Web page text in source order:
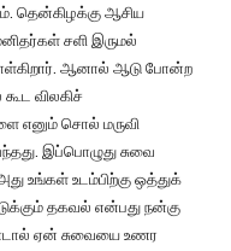
தென்கிழக்கு ஆசிய
சளி இருமல்
ஆனால் ஆடு போன்ற
விலகிச்
எனும் சொல் மருவி
இப்பொழுது சுவை
உங்கள் உடம்பிற்கு ஒத்துக்
தகவல் என்பது நன்கு
ஏன் சுவையை உணர